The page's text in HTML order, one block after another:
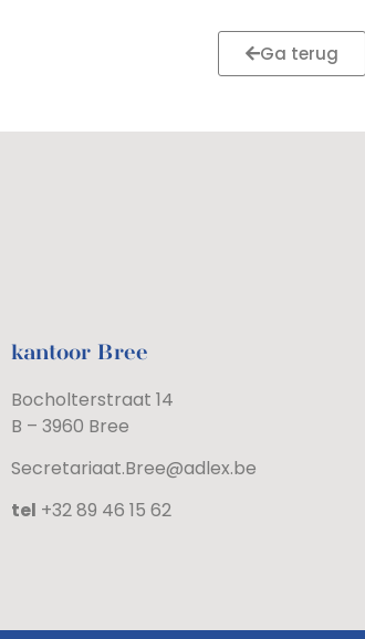
Ga terug
kantoor Bree
Bocholterstraat 14
B – 3960 Bree
Secretariaat.Bree@adlex.be
tel +32 89 46 15 62